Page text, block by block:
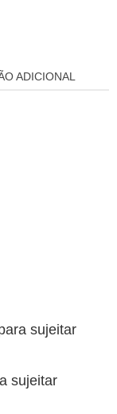
ADICIONAL
sujeitar
sujeitar